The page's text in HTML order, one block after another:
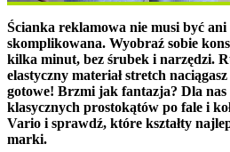
Ścianka reklamowa nie musi być
skomplikowana. Wyobraź sobie
kilka minut, bez śrubek i narzędzi.
elastyczny materiał stretch
gotowe! Brzmi jak fantazja? Dla nas
klasycznych prostokątów po fale i
Vario i sprawdź, które kształty
marki.